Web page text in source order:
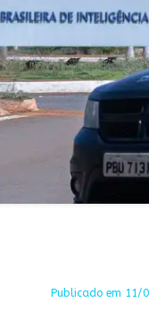
Publicado em 11/